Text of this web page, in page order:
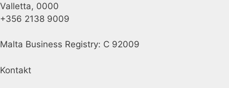
Valletta, 0000
+356 2138 9009
Malta Business Registry: C 92009
Kontakt